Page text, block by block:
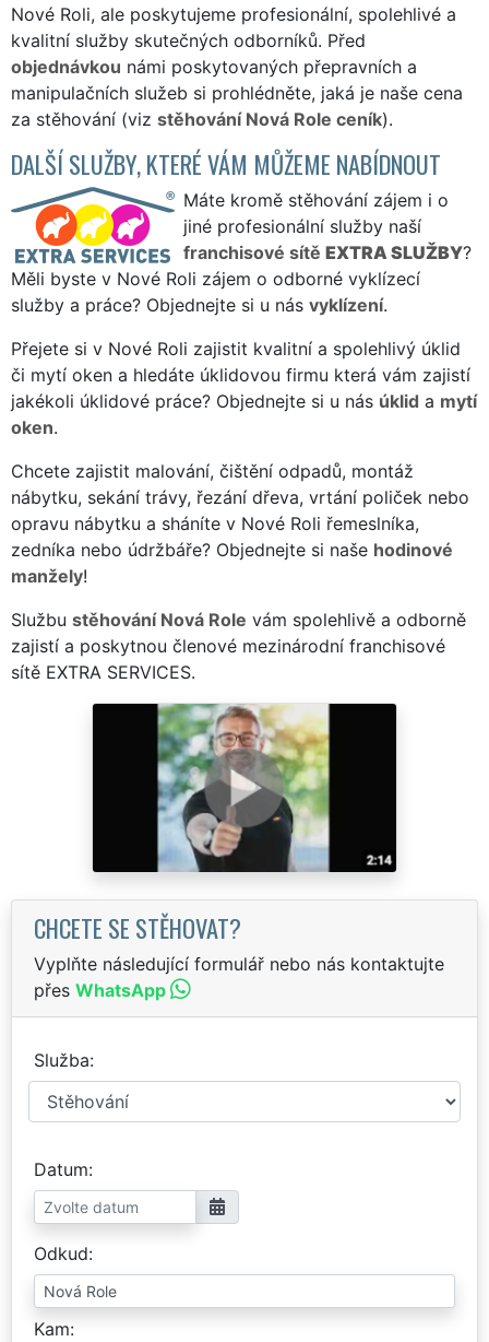
Nové Roli, ale poskytujeme profesionální, spolehlivé a
kvalitní služby skutečných odborníků. Před
objednávkou námi poskytovaných přepravních a
manipulačních služeb si prohlédněte, jaká je naše cena
za stěhování (viz stěhování Nová Role ceník).
DALŠÍ SLUŽBY, KTERÉ VÁM MŮŽEME NABÍDNOUT
Máte kromě stěhování zájem i o
jiné profesionální služby naší
franchisové sítě EXTRA SLUŽBY?
Měli byste v Nové Roli zájem o odborné vyklízecí
služby a práce? Objednejte si u nás vyklízení.
Přejete si v Nové Roli zajistit kvalitní a spolehlivý úklid
či mytí oken a hledáte úklidovou firmu která vám zajistí
jakékoli úklidové práce? Objednejte si u nás úklid a mytí
oken.
Chcete zajistit malování, čištění odpadů, montáž
nábytku, sekání trávy, řezání dřeva, vrtání poliček nebo
opravu nábytku a sháníte v Nové Roli řemeslníka,
zedníka nebo údržbáře? Objednejte si naše hodinové
manžely!
Službu stěhování Nová Role vám spolehlivě a odborně
zajistí a poskytnou členové mezinárodní franchisové
sítě EXTRA SERVICES.
CHCETE SE STĚHOVAT?
Vyplňte následující formulář nebo nás kontaktujte
přes WhatsApp
Služba
Datum
Odkud
Kam